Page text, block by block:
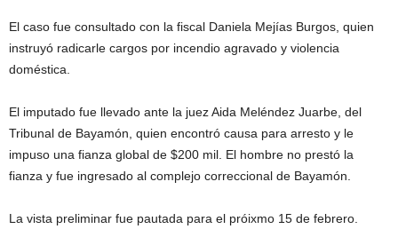
El caso fue consultado con la fiscal Daniela Mejías Burgos, quien
instruyó radicarle cargos por incendio agravado y violencia
doméstica.
El imputado fue llevado ante la juez Aida Meléndez Juarbe, del
Tribunal de Bayamón, quien encontró causa para arresto y le
impuso una fianza global de $200 mil. El hombre no prestó la
fianza y fue ingresado al complejo correccional de Bayamón.
La vista preliminar fue pautada para el próixmo 15 de febrero.